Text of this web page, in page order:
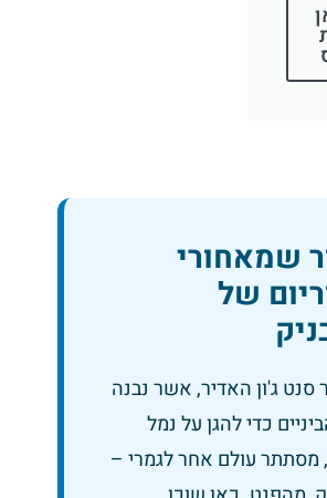
שמאחורי
של
סנט ג'ון האדיר, אשר נבנה
כדי להגן על נמל
מסתתר עולם אחר לגמרי –